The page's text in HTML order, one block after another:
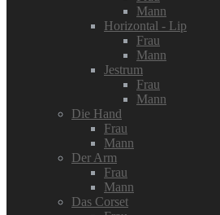
Mann
Horizontal - Lip
Frau
Mann
Jestrum
Frau
Mann
Die Hand
Frau
Mann
Der Arm
Frau
Mann
Das Corset